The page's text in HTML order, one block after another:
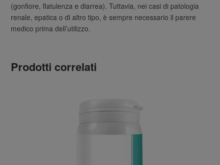
(gonfiore, flatulenza e diarrea). Tuttavia, nei casi di patologia
renale, epatica o di altro tipo, è sempre necessario il parere
medico prima dell’utilizzo.
Prodotti correlati